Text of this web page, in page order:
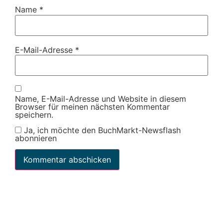
Name *
E-Mail-Adresse *
Name, E-Mail-Adresse und Website in diesem
Browser für meinen nächsten Kommentar
speichern.
Ja, ich möchte den BuchMarkt-Newsflash
abonnieren